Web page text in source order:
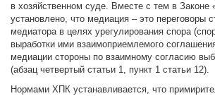
в хозяйственном суде. Вместе с тем в Законе
установлено, что медиация – это переговоры
медиатора в целях урегулирования спора
выработки ими взаимоприемлемого
медиации стороны по взаимному согласию
(абзац четвертый статьи 1, пункт 1 статьи 12).
Нормами ХПК устанавливается, что